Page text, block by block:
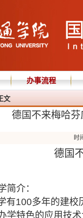
办事流程
文
德国不来梅哈
时
德国
简介：
有100多年的建校
学特色的应用技